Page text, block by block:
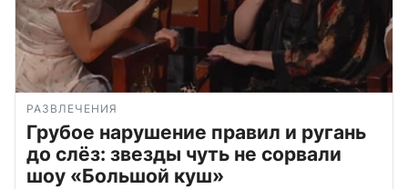
РАЗВЛЕЧЕНИЯ
Грубое нарушение правил и ругань
до слёз: звезды чуть не сорвали
шоу «Большой куш»